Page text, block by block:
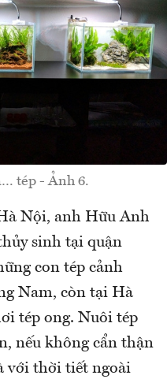
tép - Ảnh 6.
Nội, anh Hữu Anh
sinh tại quận
con tép cảnh
Nam, còn tại Hà
tép ong. Nuôi tép
nếu không cẩn thận
với thời tiết ngoài